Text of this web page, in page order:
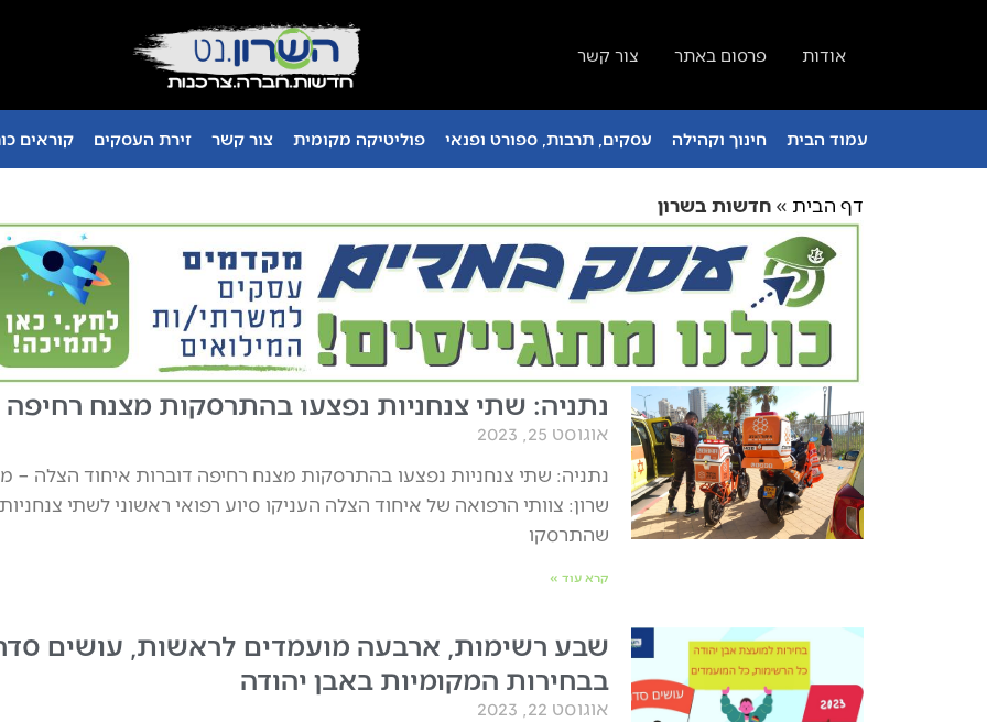
אודות פרסום באתר צור קשר
עמוד הבית חינוך וקהילה עסקים, תרבות, ספורט ופנאי פוליטיקה מקומית צור קשר זירת העסקים קוראים
דף הבית » חדשות בשרון
נתניה: שתי צנחניות נפצעו בהתרסקות מצנח רחיפה
אוגוסט 25, 2023
נתניה: שתי צנחניות נפצעו בהתרסקות מצנח רחיפה דוברות איחוד הצלה –
שרון: צוותי הרפואה של איחוד הצלה העניקו סיוע רפואי ראשוני לשתי צנחניות
שהתרסקו
קרא עוד »
שבע רשימות, ארבעה מועמדים לראשות, עושים
בבחירות המקומיות באבן יהודה
אוגוסט 22, 2023